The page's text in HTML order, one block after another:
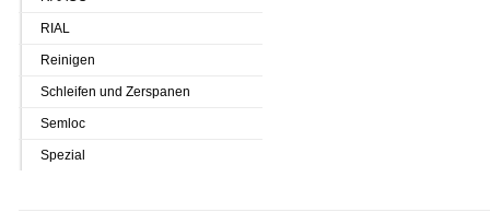
RIAL
Reinigen
Schleifen und Zerspanen
Semloc
Spezial